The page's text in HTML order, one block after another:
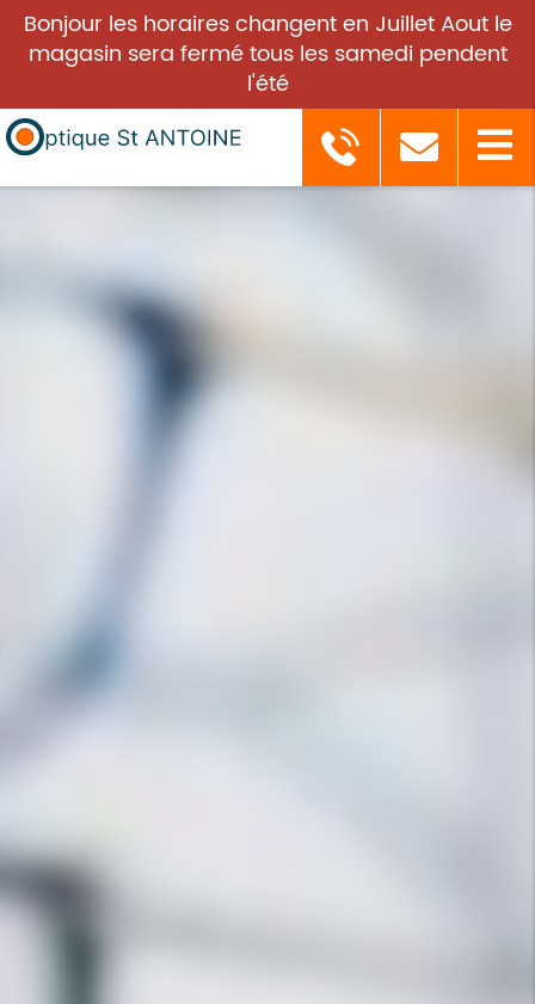
Bonjour les horaires changent en Juillet Aout le
magasin sera fermé tous les samedi pendent
l'été